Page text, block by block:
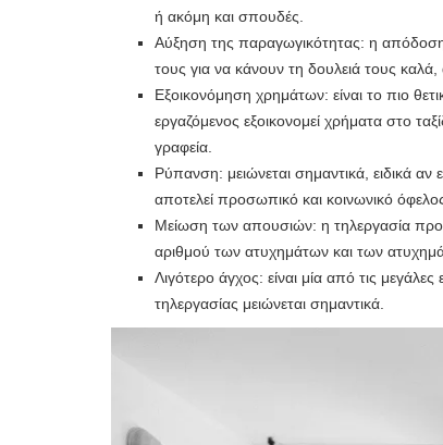
ή ακόμη και σπουδές.
Αύξηση της παραγωγικότητας: η απόδοση
τους για να κάνουν τη δουλειά τους καλά,
Εξοικονόμηση χρημάτων: είναι το πιο
εργαζόμενος εξοικονομεί χρήματα στο
γραφεία.
Ρύπανση: μειώνεται σημαντικά, ειδικά αν
αποτελεί προσωπικό και κοινωνικό
Μείωση των απουσιών: η τηλεργασία
αριθμού των ατυχημάτων και των
Λιγότερο άγχος: είναι μία από τις
τηλεργασίας μειώνεται σημαντικά.